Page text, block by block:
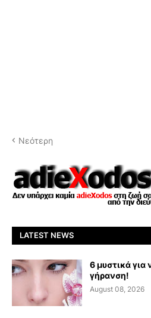
Νεότερη
LATEST NEWS
6 μυστικά για
γήρανση!
August 08, 2026